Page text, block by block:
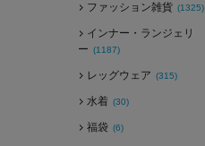
ファッション雑貨 (1325)
インナー・ランジェリ
ー (1187)
レッグウェア (315)
水着 (30)
福袋 (6)